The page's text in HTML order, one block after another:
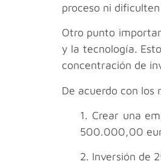
proceso ni
Otro punto
y la tecnología.
concentración de
De acuerdo con los
1. Crear una
500.000,00
2. Inversión de